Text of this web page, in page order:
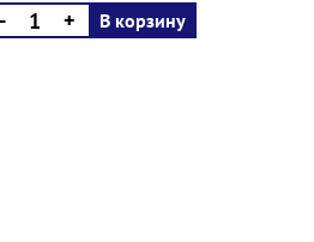
- + В корзину